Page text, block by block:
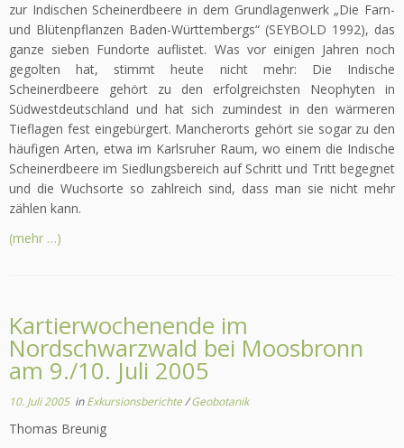
zur Indischen Scheinerdbeere in dem Grundlagenwerk „Die Farn-
und Blütenpflanzen Baden-Württembergs“ (SEYBOLD 1992), das
ganze sieben Fundorte auflistet. Was vor einigen Jahren noch
gegolten hat, stimmt heute nicht mehr: Die Indische
Scheinerdbeere gehört zu den erfolgreichsten Neophyten in
Südwestdeutschland und hat sich zumindest in den wärmeren
Tieflagen fest eingebürgert. Mancherorts gehört sie sogar zu den
häufigen Arten, etwa im Karlsruher Raum, wo einem die Indische
Scheinerdbeere im Siedlungsbereich auf Schritt und Tritt begegnet
und die Wuchsorte so zahlreich sind, dass man sie nicht mehr
zählen kann.
(mehr …)
Kartierwochenende im
Nordschwarzwald bei Moosbronn
am 9./10. Juli 2005
10. Juli 2005inExkursionsberichte/Geobotanik
Thomas Breunig